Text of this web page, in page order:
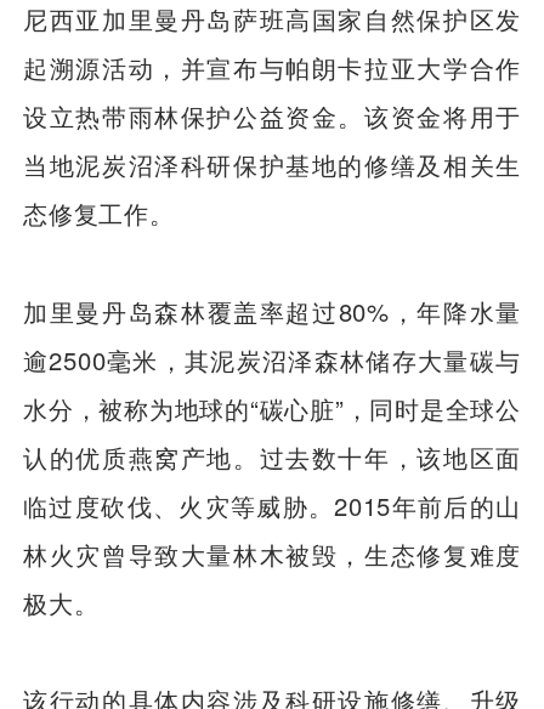
尼西亚加里曼丹岛萨班高国家自然保护区发
起溯源活动，并宣布与帕朗卡拉亚大学合作
设立热带雨林保护公益资金。该资金将用于
当地泥炭沼泽科研保护基地的修缮及相关生
态修复工作。
加里曼丹岛森林覆盖率超过80%，年降水量
逾2500毫米，其泥炭沼泽森林储存大量碳与
水分，被称为地球的“碳心脏”，同时是全球公
认的优质燕窝产地。过去数十年，该地区面
临过度砍伐、火灾等威胁。2015年前后的山
林火灾曾导致大量林木被毁，生态修复难度
极大。
该行动的具体内容涉及科研设施修缮、升级